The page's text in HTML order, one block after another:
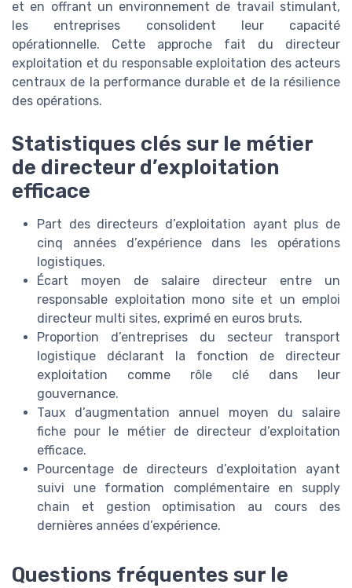
et en offrant un environnement de travail stimulant,
les entreprises consolident leur capacité
opérationnelle. Cette approche fait du directeur
exploitation et du responsable exploitation des acteurs
centraux de la performance durable et de la résilience
des opérations.
Statistiques clés sur le métier
de directeur d’exploitation
efficace
Part des directeurs d’exploitation ayant plus de
cinq années d’expérience dans les opérations
logistiques.
Écart moyen de salaire directeur entre un
responsable exploitation mono site et un emploi
directeur multi sites, exprimé en euros bruts.
Proportion d’entreprises du secteur transport
logistique déclarant la fonction de directeur
exploitation comme rôle clé dans leur
gouvernance.
Taux d’augmentation annuel moyen du salaire
fiche pour le métier de directeur d’exploitation
efficace.
Pourcentage de directeurs d’exploitation ayant
suivi une formation complémentaire en supply
chain et gestion optimisation au cours des
dernières années d’expérience.
Questions fréquentes sur le